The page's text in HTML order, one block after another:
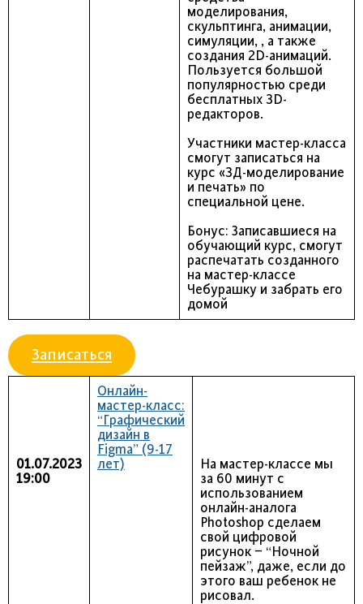
моделирования,
скульптинга, анимации,
симуляции, , а также
создания 2D-анимаций.
Пользуется большой
популярностью среди
бесплатных 3D-
редакторов.
Участники мастер-класса
смогут записаться на
курс «3Д-моделирование
и печать» по
специальной цене.
Бонус: Записавшиеся на
обучающий курс, смогут
распечатать созданного
на мастер-классе
Чебурашку и забрать его
домой
Записаться
01.07.2023
19:00
Онлайн-
мастер-класс:
“Графический
дизайн в
Figma” (9-17
лет)
На мастер-классе мы
за 60 минут с
использованием
онлайн-аналога
Photoshop сделаем
свой цифровой
рисунок – “Ночной
пейзаж”, даже, если до
этого ваш ребенок не
рисовал.